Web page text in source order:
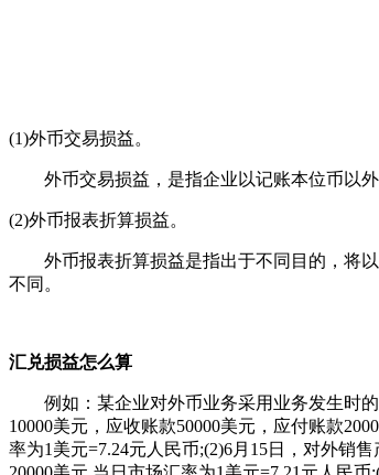
(1)外币交易损益。
外币交易损益，是指企业以记账本位币以外
(2)外币报表折算损益。
外币报表折算损益是指出于不同目的，将以
不同。
汇兑损益怎么算
例如：某企业对外币业务采用业务发生时的
10000美元，应收账款50000美元，应付账款
率为1美元=7.24元人民币;(2)6月15日，对外销